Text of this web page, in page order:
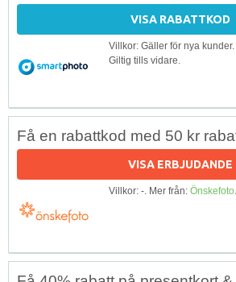
VISA RABATTKOD
Villkor: Gäller för nya
Giltig tills vidare.
Få en rabattkod med 50 kr
VISA ERBJUDANDE
Villkor: -. Mer från: Önskefoto